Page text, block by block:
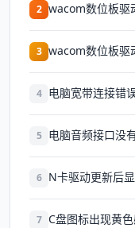
2 wacom数位板驱
3 wacom数位板驱
4 电脑宽带连接错
5 电脑音频接口没
6 N卡驱动更新后
7 C盘图标出现黄